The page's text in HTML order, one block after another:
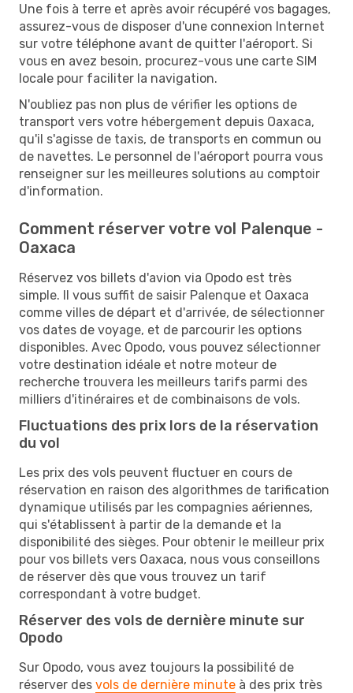
Une fois à terre et après avoir récupéré vos bagages,
assurez-vous de disposer d'une connexion Internet
sur votre téléphone avant de quitter l'aéroport. Si
vous en avez besoin, procurez-vous une carte SIM
locale pour faciliter la navigation.
N'oubliez pas non plus de vérifier les options de
transport vers votre hébergement depuis Oaxaca,
qu'il s'agisse de taxis, de transports en commun ou
de navettes. Le personnel de l'aéroport pourra vous
renseigner sur les meilleures solutions au comptoir
d'information.
Comment réserver votre vol Palenque -
Oaxaca
Réservez vos billets d'avion via Opodo est très
simple. Il vous suffit de saisir Palenque et Oaxaca
comme villes de départ et d'arrivée, de sélectionner
vos dates de voyage, et de parcourir les options
disponibles. Avec Opodo, vous pouvez sélectionner
votre destination idéale et notre moteur de
recherche trouvera les meilleurs tarifs parmi des
milliers d'itinéraires et de combinaisons de vols.
Fluctuations des prix lors de la réservation
du vol
Les prix des vols peuvent fluctuer en cours de
réservation en raison des algorithmes de tarification
dynamique utilisés par les compagnies aériennes,
qui s'établissent à partir de la demande et la
disponibilité des sièges. Pour obtenir le meilleur prix
pour vos billets vers Oaxaca, nous vous conseillons
de réserver dès que vous trouvez un tarif
correspondant à votre budget.
Réserver des vols de dernière minute sur
Opodo
Sur Opodo, vous avez toujours la possibilité de
réserver des vols de dernière minute à des prix très